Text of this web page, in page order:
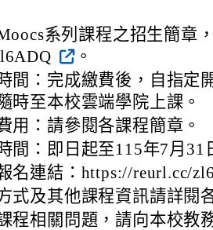
系列課程之招生簡章
。
間：完成繳費後，自指定
時至本校雲端學院上課。
用：請參閱各課程簡章。
間：即日起至115年7月
名連結：https://reurl.cc/
式及其他課程資訊請詳閱
程相關問題，請向本校教